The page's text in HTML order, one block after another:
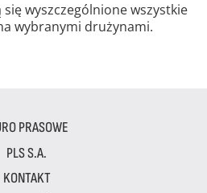
wyszczególnione wszystkie
wybranymi drużynami.
PRASOWE
PLS S.A.
KONTAKT